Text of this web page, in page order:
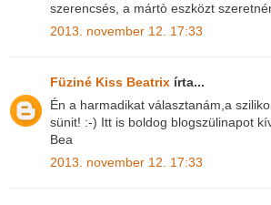
szerencsés, a mártò eszközt
2013. november 12. 17:33
Füziné Kiss Beatrix írta...
Én a harmadikat választanám,a
sünit! :-) Itt is boldog blogszülinapot
Bea
2013. november 12. 17:33